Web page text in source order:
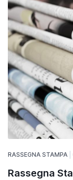
RASSEGNA STAMPA
Rassegna